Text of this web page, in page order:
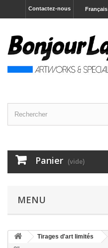
Français
Contactez-nous
Panier (vide)
MENU
Tirages d'art limités